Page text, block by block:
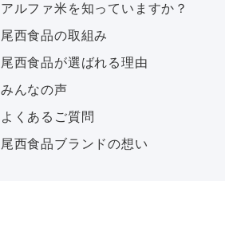
アルファ⽶を知っていますか？
尾西食品の取組み
尾西食品が選ばれる理由
みんなの声
よくあるご質問
尾西食品ブランドの想い